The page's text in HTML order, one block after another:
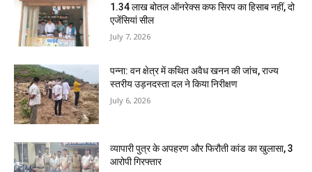
1.34 लाख बोतल ऑनरेक्स कफ सिरप का हिसाब नहीं, दो
एजेंसियां सील
July 7, 2026
पन्ना: वन क्षेत्र में कथित अवैध खनन की जांच, राज्य
स्तरीय उड़नदस्ता दल ने किया निरीक्षण
July 6, 2026
व्यापारी पुत्र के अपहरण और फिरौती कांड का खुलासा, 3
आरोपी गिरफ्तार